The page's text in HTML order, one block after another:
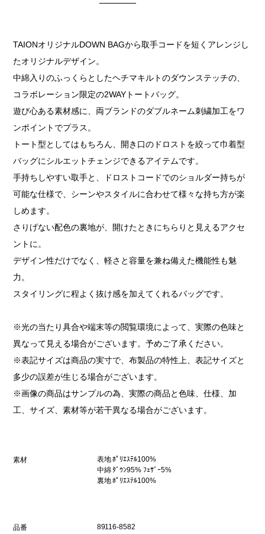
TAIONオリジナルDOWN BAGから取手コードを短くアレンジし
たオリジナルデザイン。
中綿入りのふっくらとしたヘチマキルトのダウンステッチの、
コラボレーション限定の2WAYトートバッグ。
遊び心ある素材感に、両ブランドのダブルネーム刺繍加工をワ
ンポイントでプラス。
トート型としてはもちろん、開き口のドロストを絞って巾着型
バッグにシルエットチェンジできるアイテムです。
手持ちしやすい取手と、ドロストコードでのショルダー持ちが
可能な仕様で、シーンやスタイルに合わせて様々な持ち方が楽
しめます。
さりげない配色の裏地が、開けたときにちらりと見えるアクセ
ントに。
デザイン性だけでなく、軽さと容量を兼ね備えた機能性も魅
力。
スタイリングに程よく抜け感を加えてくれるバッグです。
※光の当たり具合や端末等の閲覧環境によって、実際の色味と
異なって見える場合がございます。予めご了承ください。
※表記サイズは商品の実寸で、布製品の特性上、表記サイズと
多少の誤差が生じる場合がございます。
※画像の商品はサンプルの為、実際の商品と色味、仕様、加
工、サイズ、素材等が若干異なる場合がございます。
素材
表地 ﾎﾟﾘｴｽﾃﾙ100%
中綿 ﾀﾞｳﾝ95% ﾌｪｻﾞｰ5%
裏地 ﾎﾟﾘｴｽﾃﾙ100%
品番
89116-8582